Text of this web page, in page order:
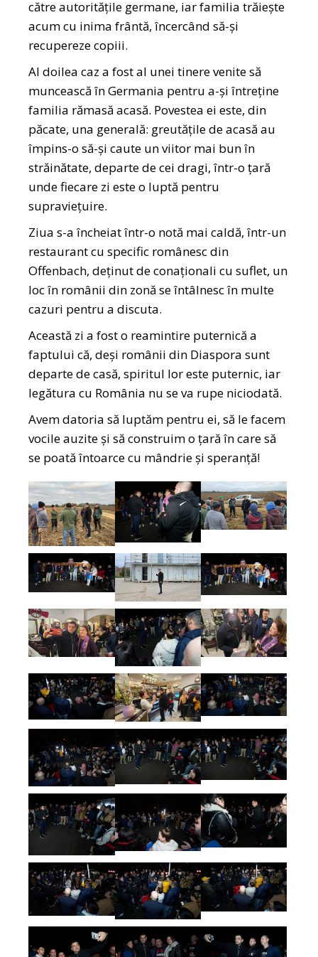
către autoritățile germane, iar familia trăiește
acum cu inima frântă, încercând să-și
recupereze copiii.
Al doilea caz a fost al unei tinere venite să
muncească în Germania pentru a-și întreține
familia rămasă acasă. Povestea ei este, din
păcate, una generală: greutățile de acasă au
împins-o să-și caute un viitor mai bun în
străinătate, departe de cei dragi, într-o țară
unde fiecare zi este o luptă pentru
supraviețuire.
Ziua s-a încheiat într-o notă mai caldă, într-un
restaurant cu specific românesc din
Offenbach, deținut de conaționali cu suflet, un
loc în românii din zonă se întâlnesc în multe
cazuri pentru a discuta.
Această zi a fost o reamintire puternică a
faptului că, deși românii din Diaspora sunt
departe de casă, spiritul lor este puternic, iar
legătura cu România nu se va rupe niciodată.
Avem datoria să luptăm pentru ei, să le facem
vocile auzite și să construim o țară în care să
se poată întoarce cu mândrie și speranță!